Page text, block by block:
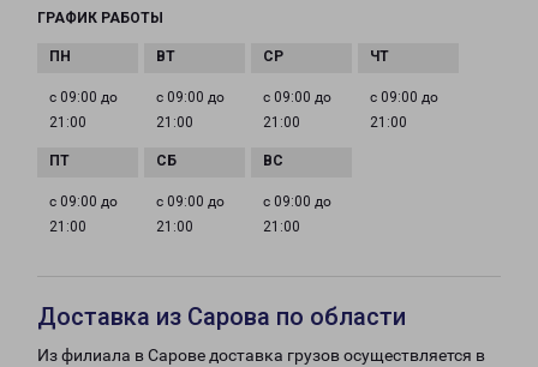
ГРАФИК РАБОТЫ
с 09:00 до
21:00
с 09:00 до
21:00
с 09:00 до
21:00
с 09:00 до
21:00
с 09:00 до
21:00
с 09:00 до
21:00
с 09:00 до
21:00
Доставка из Сарова по области
Из филиала в Сарове доставка грузов осуществляется в